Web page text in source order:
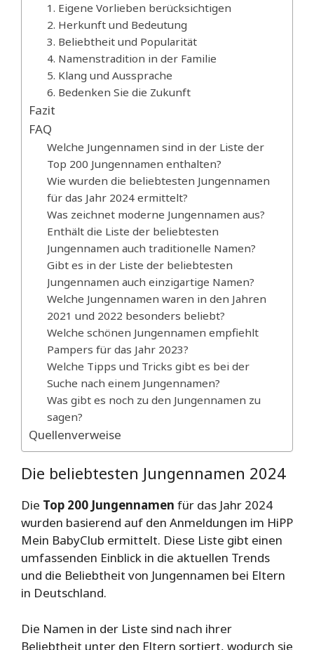
1. Eigene Vorlieben berücksichtigen
2. Herkunft und Bedeutung
3. Beliebtheit und Popularität
4. Namenstradition in der Familie
5. Klang und Aussprache
6. Bedenken Sie die Zukunft
Fazit
FAQ
Welche Jungennamen sind in der Liste der
Top 200 Jungennamen enthalten?
Wie wurden die beliebtesten Jungennamen
für das Jahr 2024 ermittelt?
Was zeichnet moderne Jungennamen aus?
Enthält die Liste der beliebtesten
Jungennamen auch traditionelle Namen?
Gibt es in der Liste der beliebtesten
Jungennamen auch einzigartige Namen?
Welche Jungennamen waren in den Jahren
2021 und 2022 besonders beliebt?
Welche schönen Jungennamen empfiehlt
Pampers für das Jahr 2023?
Welche Tipps und Tricks gibt es bei der
Suche nach einem Jungennamen?
Was gibt es noch zu den Jungennamen zu
sagen?
Quellenverweise
Die beliebtesten Jungennamen 2024
Die Top 200 Jungennamen für das Jahr 2024
wurden basierend auf den Anmeldungen im HiPP
Mein BabyClub ermittelt. Diese Liste gibt einen
umfassenden Einblick in die aktuellen Trends
und die Beliebtheit von Jungennamen bei Eltern
in Deutschland.
Die Namen in der Liste sind nach ihrer
Beliebtheit unter den Eltern sortiert, wodurch sie